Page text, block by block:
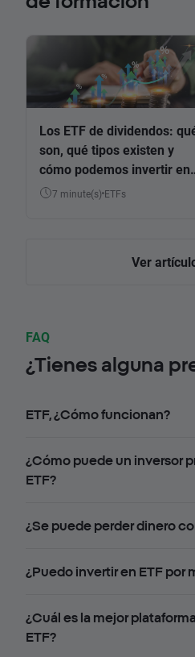
Los ETF de dividendos:
son, qué tipos existen y
cómo podemos invertir en
ellos7 minute(s) ETFs
Ver
FAQ
¿Tienes alguna
ETF, ¿Cómo funcionan?
¿Cómo puede un inversor
ETF?
¿Se puede perder dinero
¿Puedo invertir en ETF por
¿Cuál es la mejor
ETF?